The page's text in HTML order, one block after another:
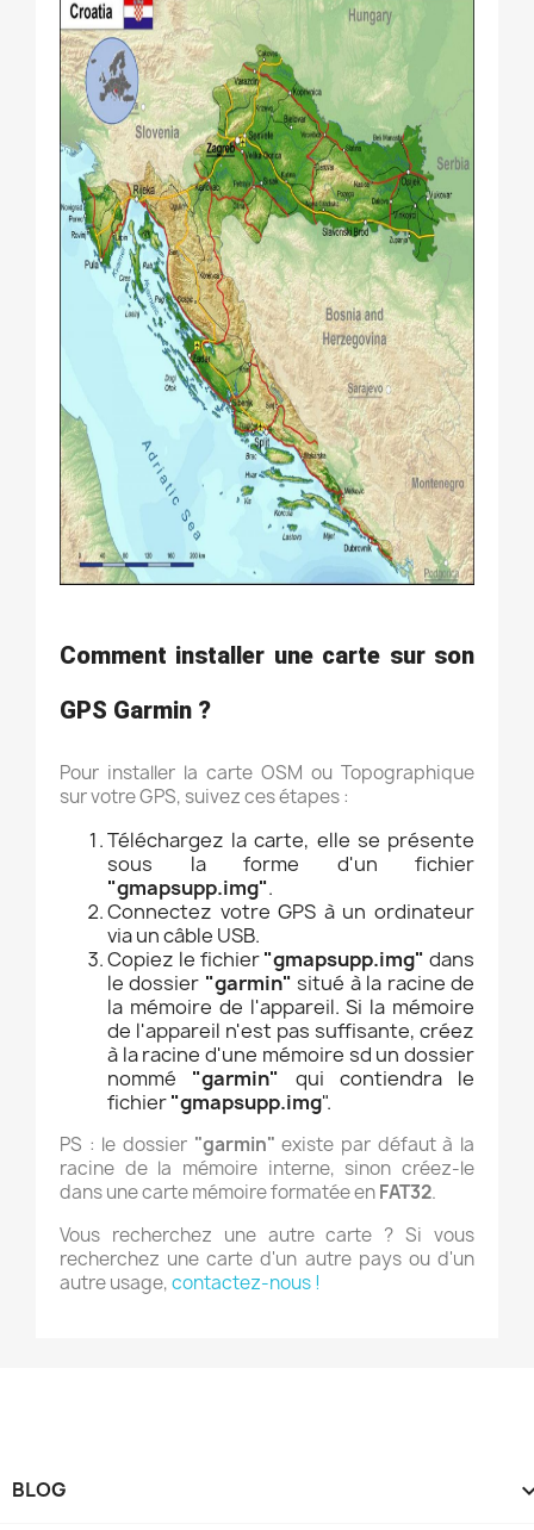
Comment installer une carte sur son
GPS Garmin ?
Pour installer la carte OSM ou Topographique
sur votre GPS, suivez ces étapes :
Téléchargez la carte, elle se présente
sous la forme d'un fichier
"gmapsupp.img".
Connectez votre GPS à un ordinateur
via un câble USB.
Copiez le fichier"gmapsupp.img" dans
le dossier "garmin" situé à la racine de
la mémoire de l'appareil. Si la mémoire
de l'appareil n'est pas suffisante, créez
à la racine d'une mémoire sd un dossier
nommé "garmin" qui contiendra le
fichier"gmapsupp.img".
PS : le dossier "garmin" existe par défaut à la
racine de la mémoire interne, sinon créez-le
dans une carte mémoire formatée enFAT32.
Vous recherchez une autre carte ? Si vous
recherchez une carte d'un autre pays ou d'un
autre usage,contactez-nous !
BLOG